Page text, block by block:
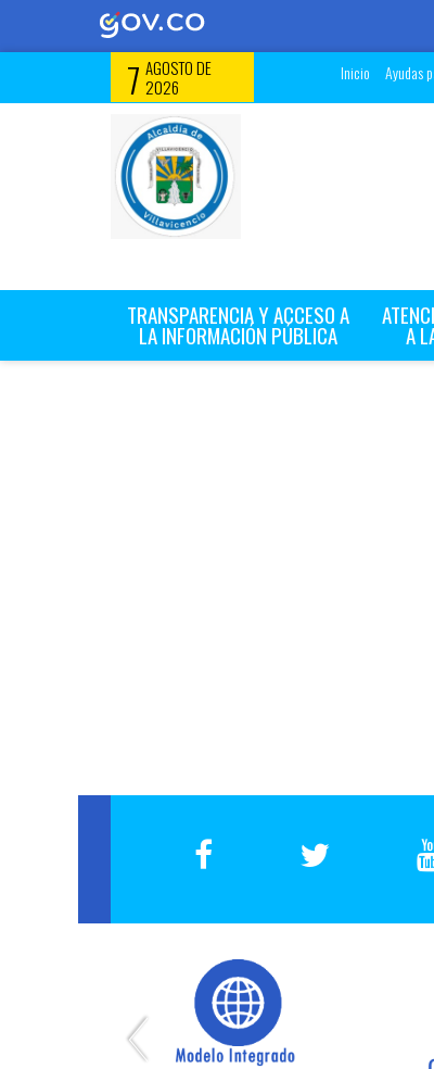
7 AGOSTO DE
2026
Inicio Ayudas
TRANSPARENCIA Y ACCESO A
LA INFORMACIÓN PÚBLICA A